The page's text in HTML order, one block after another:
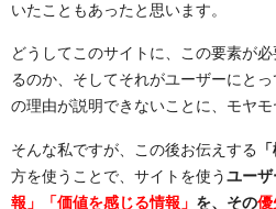
いたこともあったと思います。
どうしてこのサイトに、この要素が
るのか、そしてそれがユーザーにと
の理由が説明できないことに、モヤモ
そんな私ですが、この後お伝えする
方を使うことで、サイトを使うユーザ
報」「価値を感じる情報」 を、その優